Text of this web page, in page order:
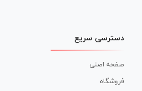
دسترسی سریع
صفحه اصلی
فروشگاه